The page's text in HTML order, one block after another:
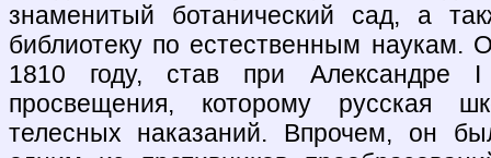
знаменитый ботанический сад, а
библиотеку по естественным наукам.
1810 году, став при Александре I
просвещения, которому русская
телесных наказаний. Впрочем, он